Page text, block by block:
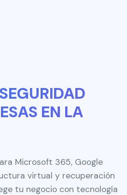
EN LA
Microsoft 365, Google
virtual y recuperación
tu negocio con tecnología